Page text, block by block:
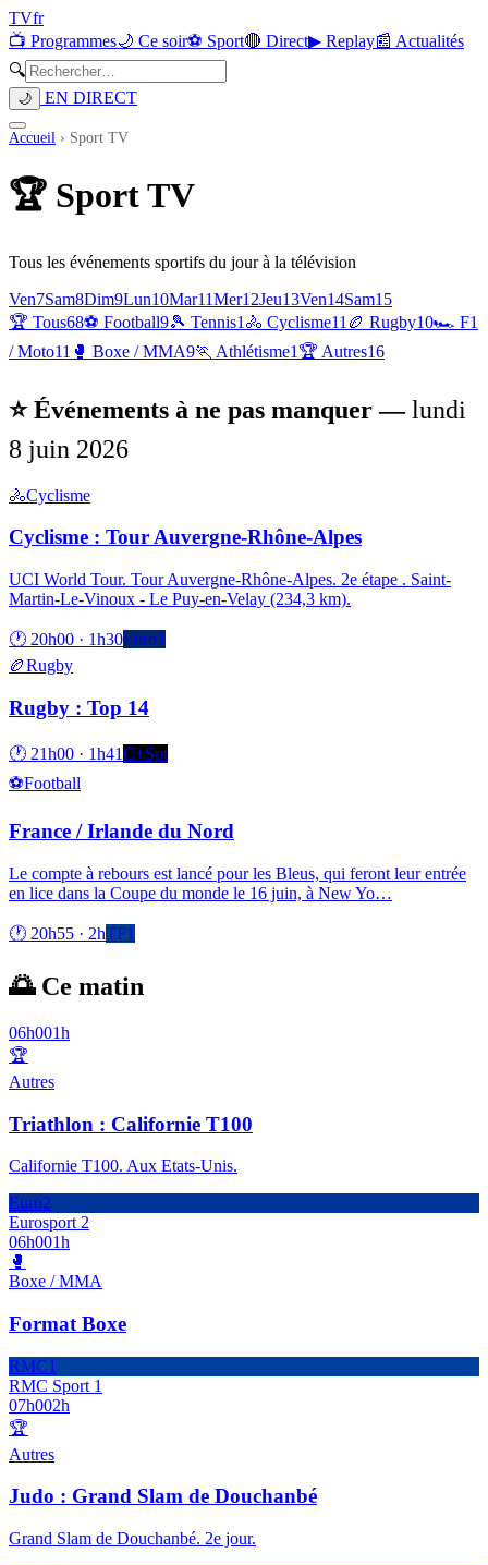
TVfr
📺 Programmes🌙 Ce soir⚽ Sport🔴 Direct▶ Replay📰 Actualités
🔍
🌙 EN DIRECT
Accueil › Sport TV
🏆 Sport TV
Tous les événements sportifs du jour à la télévision
Ven7Sam8Dim9Lun10Mar11Mer12Jeu13Ven14Sam15
🏆 Tous68⚽ Football9🎾 Tennis1 🚴 Cyclisme11 🏉 Rugby10🏎️ F1
/ Moto11 🥊 Boxe / MMA9🏃 Athlétisme1 🏆 Autres16
⭐ Événements à ne pas manquer —lundi
8 juin 2026
🚴Cyclisme
Cyclisme : Tour Auvergne-Rhône-Alpes
UCI World Tour. Tour Auvergne-Rhône-Alpes. 2e étape . Saint-
Martin-Le-Vinoux - Le Puy-en-Velay (234,3 km).
🕐 20h00 · 1h30Euro1
🏉Rugby
Rugby : Top 14
🕐 21h00 · 1h41C+Spt
⚽Football
France / Irlande du Nord
Le compte à rebours est lancé pour les Bleus, qui feront leur entrée
en lice dans la Coupe du monde le 16 juin, à New Yo…
🕐 20h55 · 2hTF1
🌅 Ce matin
06h001h
🏆
Autres
Triathlon : Californie T100
Californie T100. Aux Etats-Unis.
Euro2
Eurosport 2
06h001h
🥊
Boxe / MMA
Format Boxe
RMC1
RMC Sport 1
07h002h
🏆
Autres
Judo : Grand Slam de Douchanbé
Grand Slam de Douchanbé. 2e jour.